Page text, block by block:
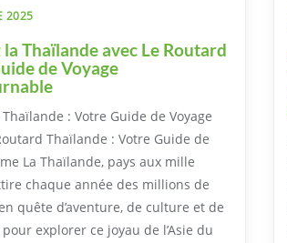
2025
Thaïlande avec Le Routard
de Voyage
: Votre Guide de Voyage
Thaïlande : Votre Guide de
La Thaïlande, pays aux mille
chaque année des millions de
quête d’aventure, de culture et de
explorer ce joyau de l’Asie du